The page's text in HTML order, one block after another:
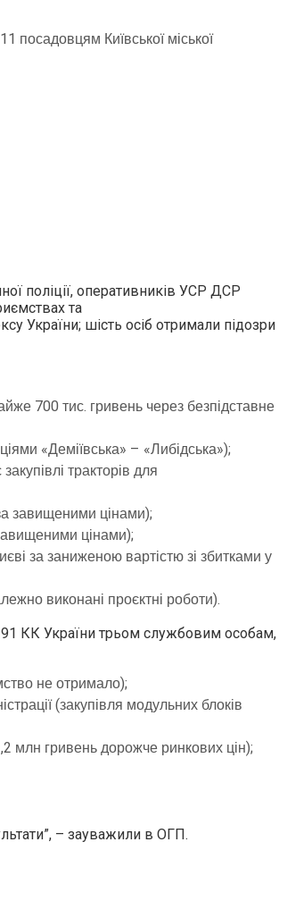
посадовцям Київської міської
поліції, оперативників УСР ДСР
та
України; шість осіб отримали підозри
700 тис. гривень через безпідставне
«Деміївська» – «Либідська»);
тракторів для
завищеними цінами);
цінами);
за заниженою вартістю зі збитками у
виконані проєктні роботи).
КК України трьом службовим особам,
не отримало);
(закупівля модульних блоків
млн гривень дорожче ринкових цін);
– зауважили в ОГП.